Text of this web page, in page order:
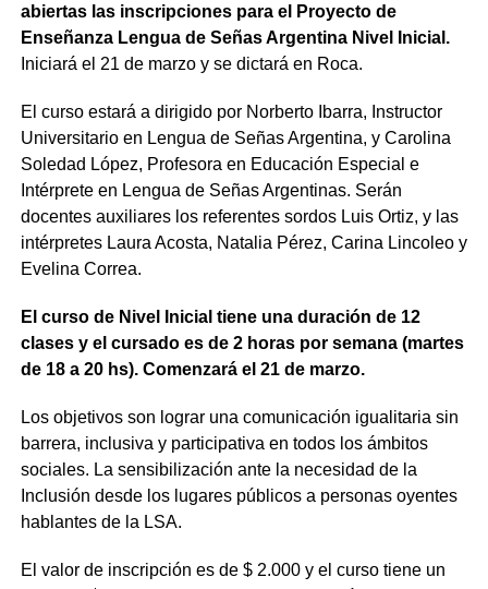
abiertas las inscripciones para el Proyecto de
Enseñanza Lengua de Señas Argentina Nivel Inicial.
Iniciará el 21 de marzo y se dictará en Roca.
El curso estará a dirigido por Norberto Ibarra, Instructor
Universitario en Lengua de Señas Argentina, y Carolina
Soledad López, Profesora en Educación Especial e
Intérprete en Lengua de Señas Argentinas. Serán
docentes auxiliares los referentes sordos Luis Ortiz, y las
intérpretes Laura Acosta, Natalia Pérez, Carina Lincoleo y
Evelina Correa.
El curso de Nivel Inicial tiene una duración de 12
clases y el cursado es de 2 horas por semana (martes
de 18 a 20 hs). Comenzará el 21 de marzo.
Los objetivos son lograr una comunicación igualitaria sin
barrera, inclusiva y participativa en todos los ámbitos
sociales. La sensibilización ante la necesidad de la
Inclusión desde los lugares públicos a personas oyentes
hablantes de la LSA.
El valor de inscripción es de $ 2.000 y el curso tiene un